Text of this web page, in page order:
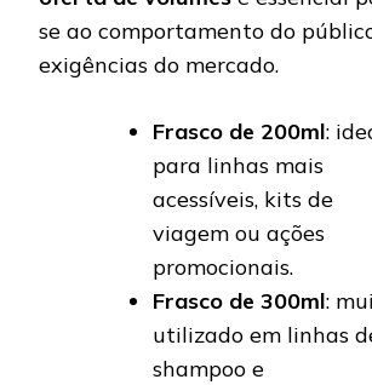
se ao comportamento do
exigências do mercado.
Frasco de 200ml:
para linhas mais
acessíveis, kits de
viagem ou ações
promocionais.
Frasco de 300ml:
utilizado em linhas
shampoo e